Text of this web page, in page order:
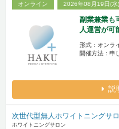
オンライン 2026年08月19日(水)
副業兼業も
人運営が可
形式：オンラ
開催方法：申
説
次世代型無人ホワイトニングサ
ホワイトニングサロン